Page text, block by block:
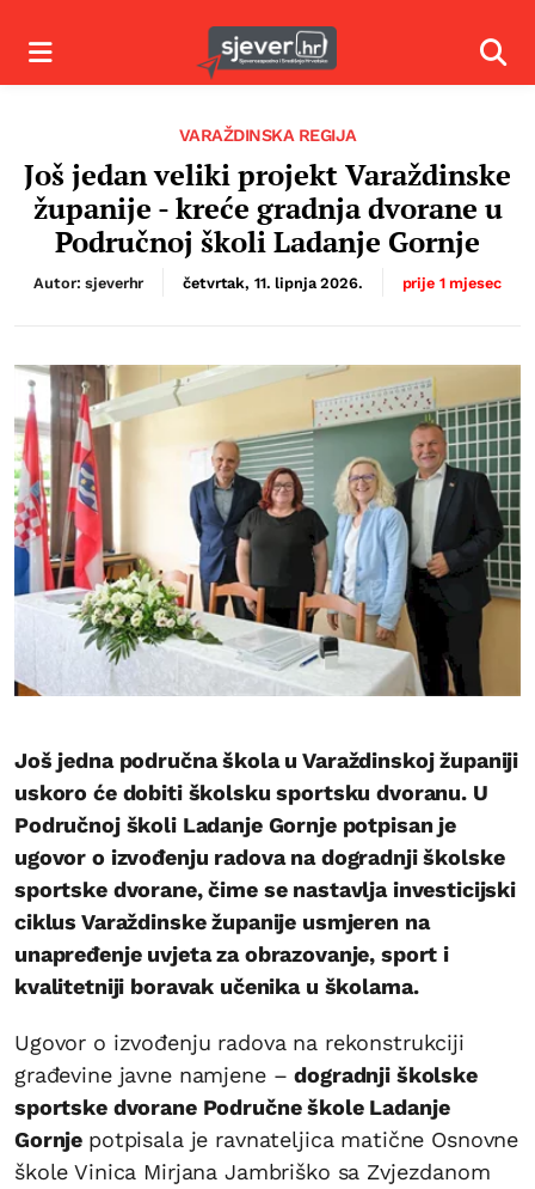
Izbornik
VARAŽDINSKA REGIJA
Još jedan veliki projekt Varaždinske
županije - kreće gradnja dvorane u
Područnoj školi Ladanje Gornje
Autor: sjeverhr četvrtak, 11. lipnja 2026. prije 1 mjesec
Još jedna područna škola u Varaždinskoj županiji
uskoro će dobiti školsku sportsku dvoranu. U
Područnoj školi Ladanje Gornje potpisan je
ugovor o izvođenju radova na dogradnji školske
sportske dvorane, čime se nastavlja investicijski
ciklus Varaždinske županije usmjeren na
unapređenje uvjeta za obrazovanje, sport i
kvalitetniji boravak učenika u školama.
Ugovor o izvođenju radova na rekonstrukciji
građevine javne namjene –dogradnji školske
sportske dvorane Područne škole Ladanje
Gornje potpisala je ravnateljica matične Osnovne
škole Vinica Mirjana Jambriško sa Zvjezdanom